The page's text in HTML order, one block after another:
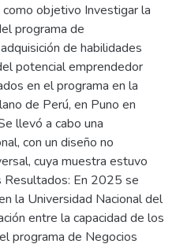
objetivo Investigar la
programa de
de habilidades
potencial emprendedor
en el programa en la
de Perú, en Puno en
llevó a cabo una
con un diseño no
cuya muestra estuvo
En 2025 se
la Universidad Nacional del
entre la capacidad de los
programa de Negocios